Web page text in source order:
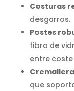
Costuras
desgarros.
Postes
fibra de
entre
que